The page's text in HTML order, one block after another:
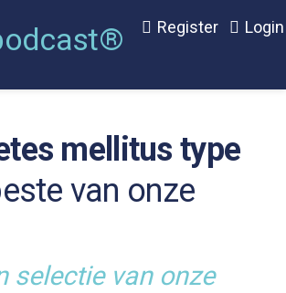
Register Login
mellitus type
van onze
selectie van onze